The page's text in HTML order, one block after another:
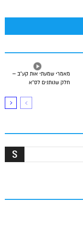
מאמרי שמעתי אות קע”ב –
חלק שנותנים לס”א